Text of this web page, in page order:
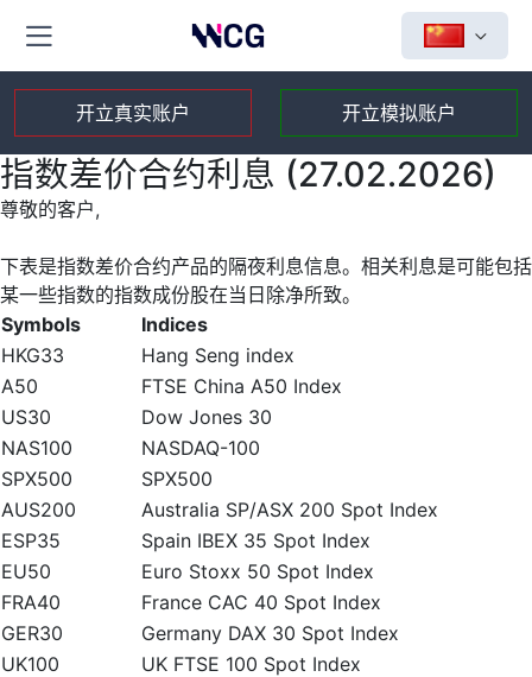
开立真实账户 开立模拟账户
指数差价合约利息 (27.02.2026)
尊敬的客户,
下表是指数差价合约产品的隔夜利息信息。相关利息是可能包括
某一些指数的指数成份股在当日除净所致。
Symbols
Indices
HKG33
Hang Seng index
A50
FTSE China A50 Index
US30
Dow Jones 30
NAS100
NASDAQ-100
SPX500
SPX500
AUS200
Australia SP/ASX 200 Spot Index
ESP35
Spain IBEX 35 Spot Index
EU50
Euro Stoxx 50 Spot Index
FRA40
France CAC 40 Spot Index
GER30
Germany DAX 30 Spot Index
UK100
UK FTSE 100 Spot Index